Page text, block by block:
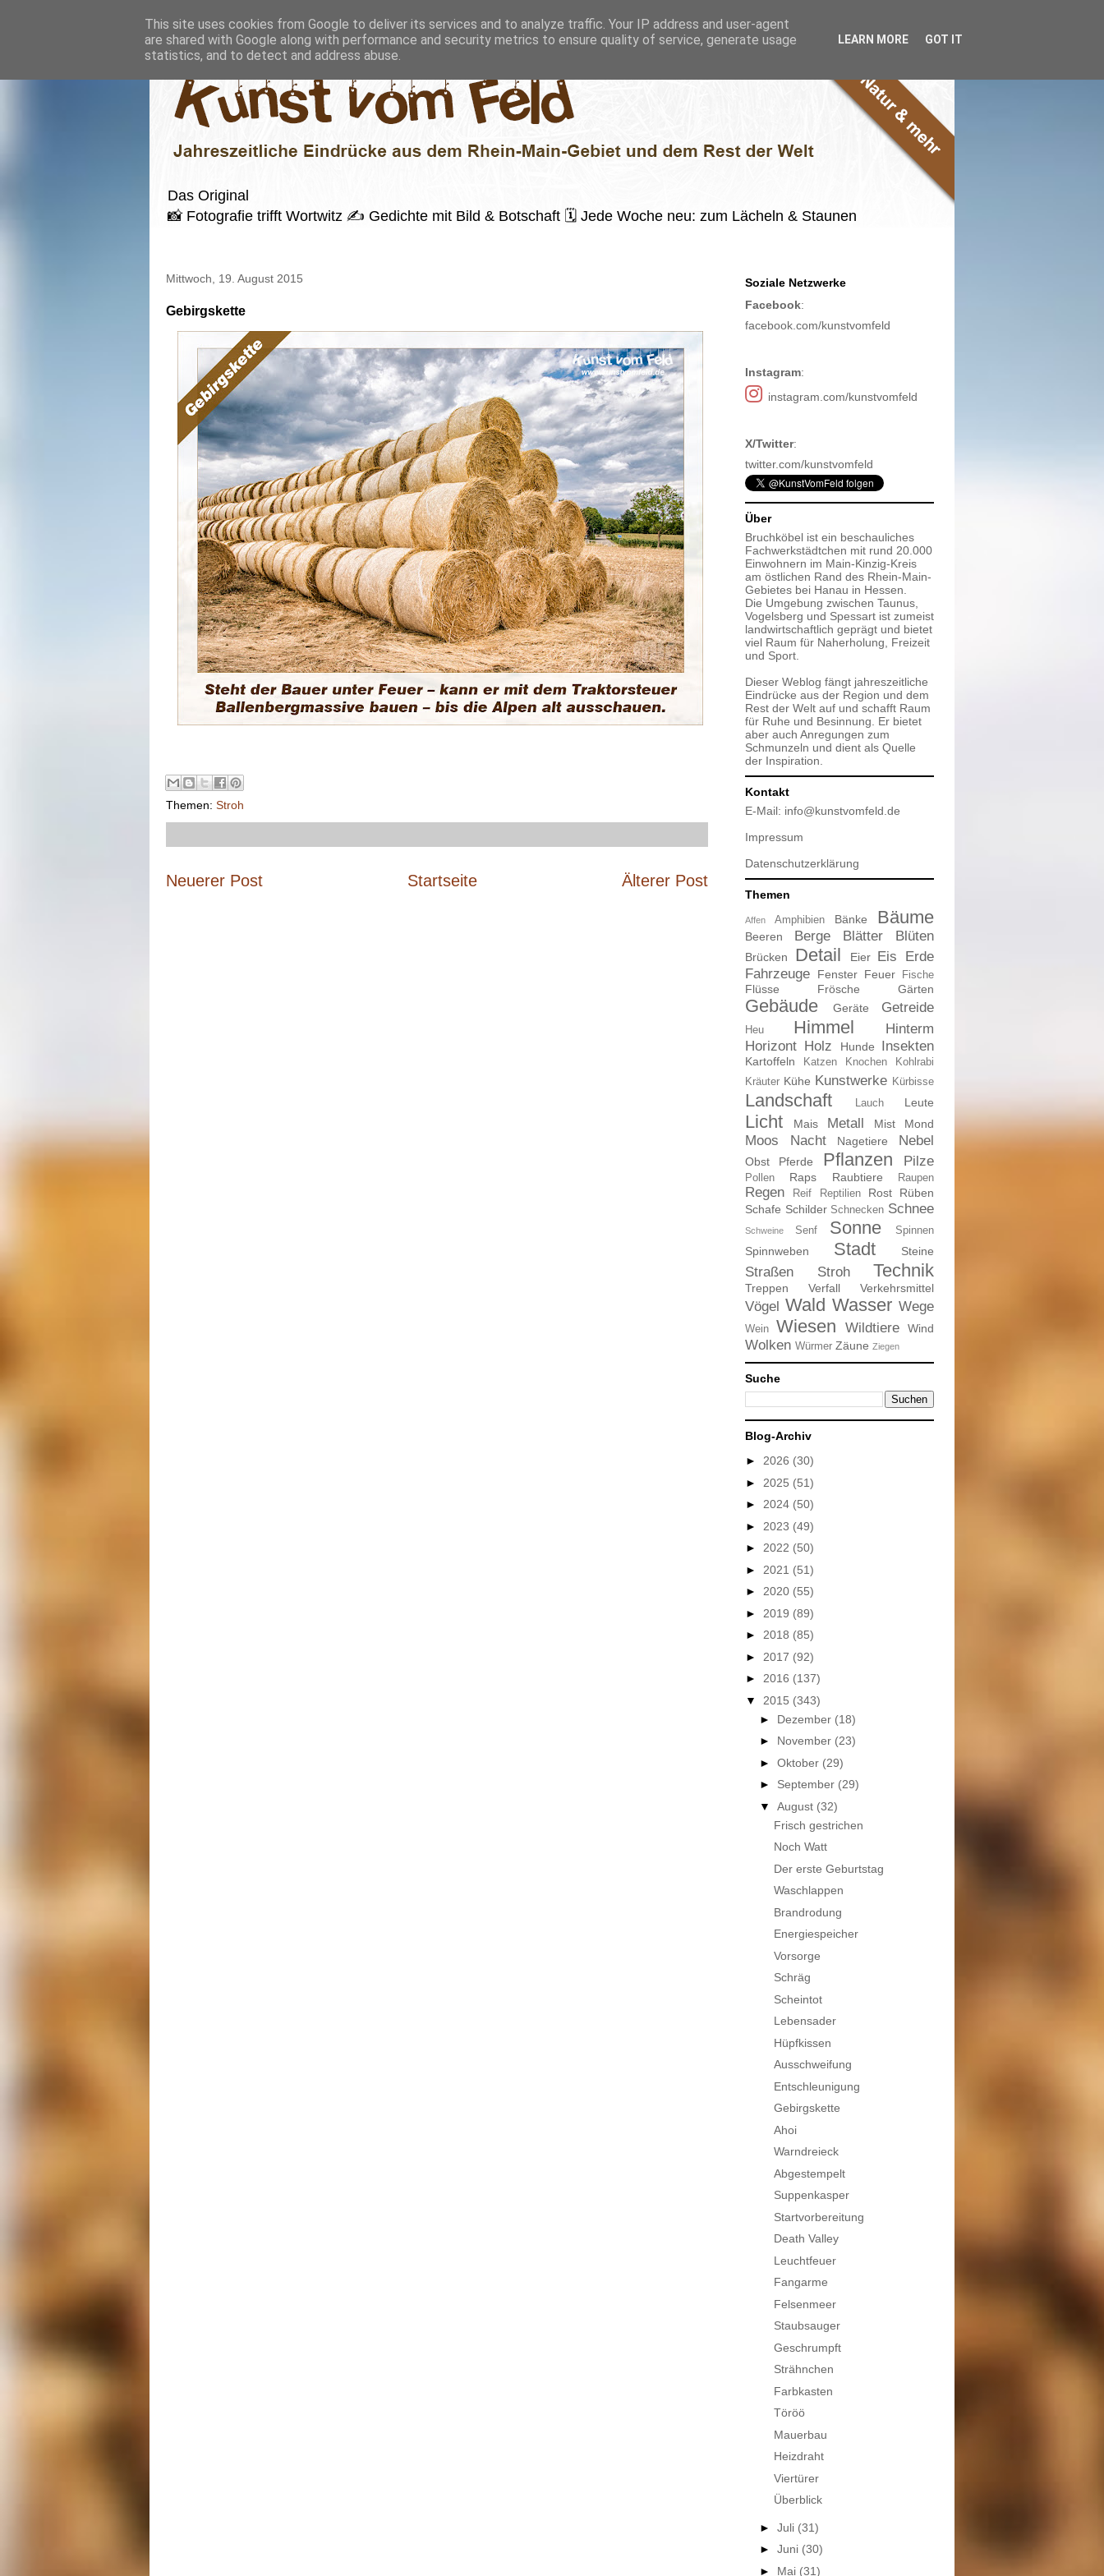
Das Original
📸 Fotografie trifft Wortwitz ✍️ Gedichte mit Bild & Botschaft 🗓 Jede Woche neu: zum Lächeln & Staunen
Mittwoch, 19. August 2015
Gebirgskette
Themen: Stroh
Neuerer Post Älterer Post
Startseite
Soziale Netzwerke
Facebook:
facebook.com/kunstvomfeld
Instagram:
instagram.com/kunstvomfeld
X/Twitter:
twitter.com/kunstvomfeld
Über
Bruchköbel ist ein beschauliches
Fachwerkstädtchen mit rund 20.000
Einwohnern im Main-Kinzig-Kreis
am östlichen Rand des Rhein-Main-
Gebietes bei Hanau in Hessen.
Die Umgebung zwischen Taunus,
Vogelsberg und Spessart ist zumeist
landwirtschaftlich geprägt und bietet
viel Raum für Naherholung, Freizeit
und Sport.
Dieser Weblog fängt jahreszeitliche
Eindrücke aus der Region und dem
Rest der Welt auf und schafft Raum
für Ruhe und Besinnung. Er bietet
aber auch Anregungen zum
Schmunzeln und dient als Quelle
der Inspiration.
Kontakt
E-Mail: info@kunstvomfeld.de
Impressum
Datenschutzerklärung
Themen
Affen Amphibien Bänke Bäume
Beeren Berge Blätter Blüten
Brücken Detail Eier Eis
Erde
Fahrzeuge
Fenster Feuer Fische
Flüsse Frösche Gärten
Gebäude Geräte Getreide
Heu Himmel
Hinterm
Horizont Holz Hunde Insekten
Kartoffeln Katzen Knochen
Kohlrabi
Kräuter Kühe Kunstwerke Kürbisse
Landschaft Lauch Leute
Licht Mais Metall Mist Mond
Moos Nacht Nagetiere Nebel
Obst Pferde Pflanzen Pilze
Pollen Raps Raubtiere Raupen
Regen Reif Reptilien Rost
Rüben
Schafe Schilder Schnecken Schnee
Schweine Senf Sonne Spinnen
Spinnweben Stadt Steine
Straßen Stroh Technik
Treppen Verfall Verkehrsmittel
Vögel Wald Wasser Wege
Wein Wiesen Wildtiere Wind
Wolken Würmer Zäune Ziegen
Suche
Blog-Archiv
► 2026 (30)
► 2025 (51)
► 2024 (50)
► 2023 (49)
► 2022 (50)
► 2021 (51)
► 2020 (55)
► 2019 (89)
► 2018 (85)
► 2017 (92)
► 2016 (137)
▼ 2015 (343)
► Dezember (18)
► November (23)
► Oktober (29)
► September (29)
▼ August (32)
Frisch gestrichen
Noch Watt
Der erste Geburtstag
Waschlappen
Brandrodung
Energiespeicher
Vorsorge
Schräg
Scheintot
Lebensader
Hüpfkissen
Ausschweifung
Entschleunigung
Gebirgskette
Ahoi
Warndreieck
Abgestempelt
Suppenkasper
Startvorbereitung
Death Valley
Leuchtfeuer
Fangarme
Felsenmeer
Staubsauger
Geschrumpft
Strähnchen
Farbkasten
Töröö
Mauerbau
Heizdraht
Viertürer
Überblick
► Juli (31)
► Juni (30)
► Mai (31)
This site uses cookies from Google to deliver its services and to analyze traffic. Your IP address and user-agent
are shared with Google along with performance and security metrics to ensure quality of service, generate usage
statistics, and to detect and address abuse.
LEARN MORE GOT IT